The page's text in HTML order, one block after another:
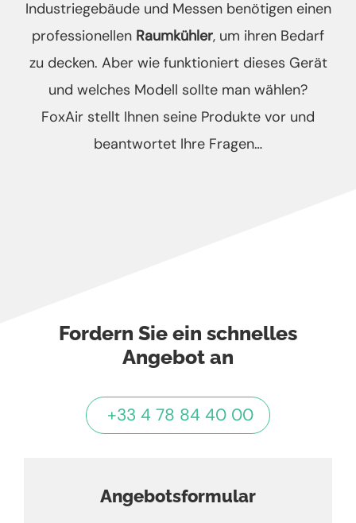
Industriegebäude und Messen benötigen einen
professionellen Raumkühler, um ihren Bedarf
zu decken. Aber wie funktioniert dieses Gerät
und welches Modell sollte man wählen?
FoxAir stellt Ihnen seine Produkte vor und
beantwortet Ihre Fragen…
Fordern Sie ein schnelles
Angebot an
+33 4 78 84 40 00
Angebotsformular